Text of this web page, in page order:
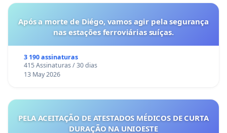
Após a morte de Diégo, vamos agir pela segurança
nas estações ferroviárias suíças.
3 190 assinaturas
415 Assinaturas / 30 dias
13 May 2026
PELA ACEITAÇÃO DE ATESTADOS MÉDICOS DE CURTA
DURAÇÃO NA UNIOESTE